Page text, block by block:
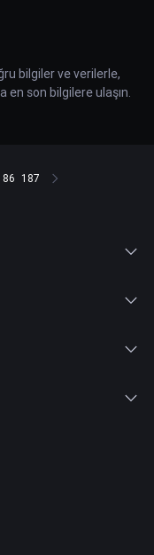
bilgiler ve verilerle,
en son bilgilere ulaşın.
187